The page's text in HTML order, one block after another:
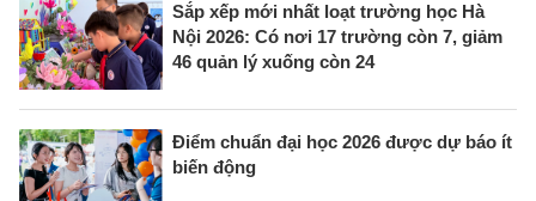
Sắp xếp mới nhất loạt trường học Hà
Nội 2026: Có nơi 17 trường còn 7, giảm
46 quản lý xuống còn 24
Điểm chuẩn đại học 2026 được dự báo ít
biến động